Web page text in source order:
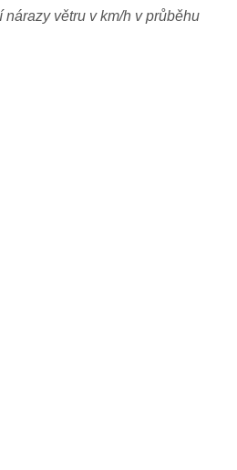
větru v km/h v průběhu